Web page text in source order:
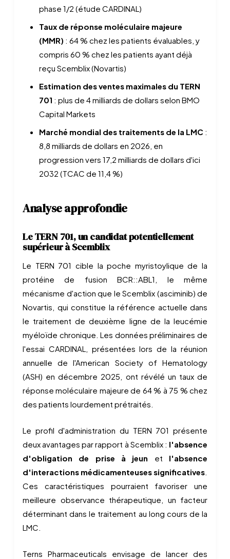
phase 1/2 (étude CARDINAL)
Taux de réponse moléculaire majeure
(MMR) : 64 % chez les patients évaluables, y
compris 60 % chez les patients ayant déjà
reçu Scemblix (Novartis)
Estimation des ventes maximales du TERN
701 : plus de 4 milliards de dollars selon BMO
Capital Markets
Marché mondial des traitements de la LMC :
8,8 milliards de dollars en 2026, en
progression vers 17,2 milliards de dollars d'ici
2032 (TCAC de 11,4 %)
Analyse approfondie
Le TERN 701, un candidat potentiellement
supérieur à Scemblix
Le TERN 701 cible la poche myristoylique de la
protéine de fusion BCR::ABL1, le même
mécanisme d'action que le Scemblix (asciminib) de
Novartis, qui constitue la référence actuelle dans
le traitement de deuxième ligne de la leucémie
myéloïde chronique. Les données préliminaires de
l'essai CARDINAL, présentées lors de la réunion
annuelle de l'American Society of Hematology
(ASH) en décembre 2025, ont révélé un taux de
réponse moléculaire majeure de 64 % à 75 % chez
des patients lourdement prétraités.
Le profil d'administration du TERN 701 présente
deux avantages par rapport à Scemblix : l'absence
d'obligation de prise à jeun et l'absence
d'interactions médicamenteuses significatives.
Ces caractéristiques pourraient favoriser une
meilleure observance thérapeutique, un facteur
déterminant dans le traitement au long cours de la
LMC.
Terns Pharmaceuticals envisage de lancer des